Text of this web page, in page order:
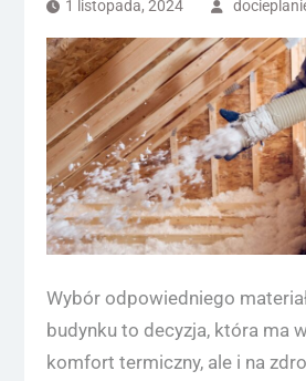
1 listopada, 2024
Wybór odpowiedniego
budynku to decyzja, która ma
komfort termiczny, ale i na